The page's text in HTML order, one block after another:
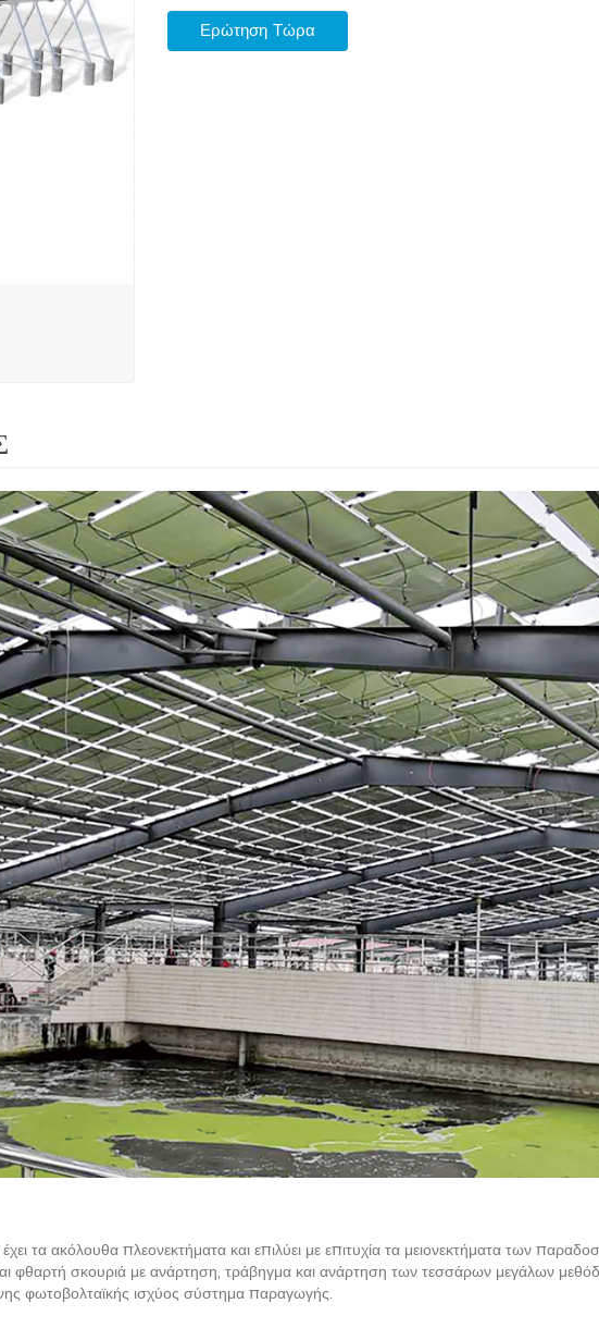
Ερώτηση Τώρα
τα ακόλουθα πλεονεκτήματα και επιλύει με επιτυχία τα μειονεκτήματα των
φθαρτή σκουριά με ανάρτηση, τράβηγμα και ανάρτηση των τεσσάρων μεγάλων
φωτοβολταϊκής ισχύος σύστημα παραγωγής.